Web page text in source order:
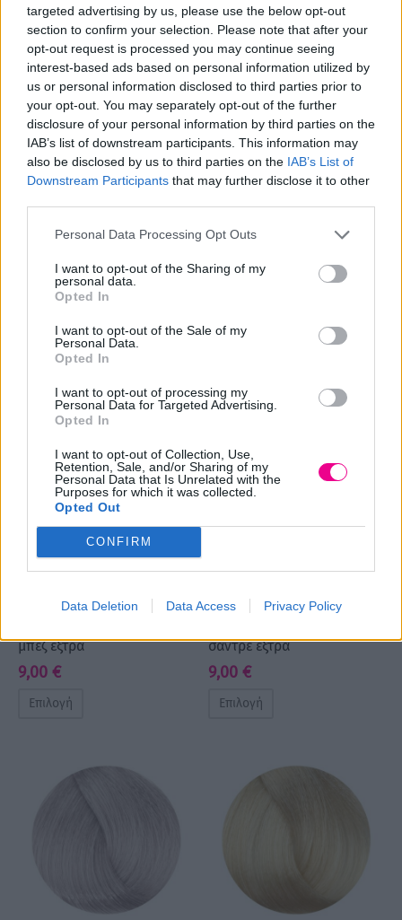
targeted advertising by us, please use the below opt-out
section to confirm your selection. Please note that after your
opt-out request is processed you may continue seeing
interest-based ads based on personal information utilized by
us or personal information disclosed to third parties prior to
your opt-out. You may separately opt-out of the further
disclosure of your personal information by third parties on the
IAB’s list of downstream participants. This information may
also be disclosed by us to third parties on the IAB’s List of
Downstream Participants that may further disclose it to other
Personal Data Processing Opt Outs
I want to opt-out of the Sharing of my
personal data.
Opted In
I want to opt-out of the Sale of my
Personal Data.
Opted In
I want to opt-out of processing my
Personal Data for Targeted Advertising.
Opted In
I want to opt-out of Collection, Use,
Retention, Sale, and/or Sharing of my
Personal Data that Is Unrelated with the
Purposes for which it was collected.
Opted Out
CONFIRM
Data Deletion Data Access Privacy Policy
Επιλογή
10.0Ε Ξανθό πλατινέ
€
Επιλογή
Ξανθό πλατινέ σαντρέ
Επιλογή
Βαφή μαλλιών Oro
μπέζ έξτρα
9,00 €
Επιλογή
Βαφή μαλλιών Oro
σαντρέ έξτρα
9,00 €
Επιλογή